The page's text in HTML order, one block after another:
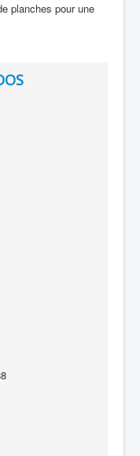
planches pour une